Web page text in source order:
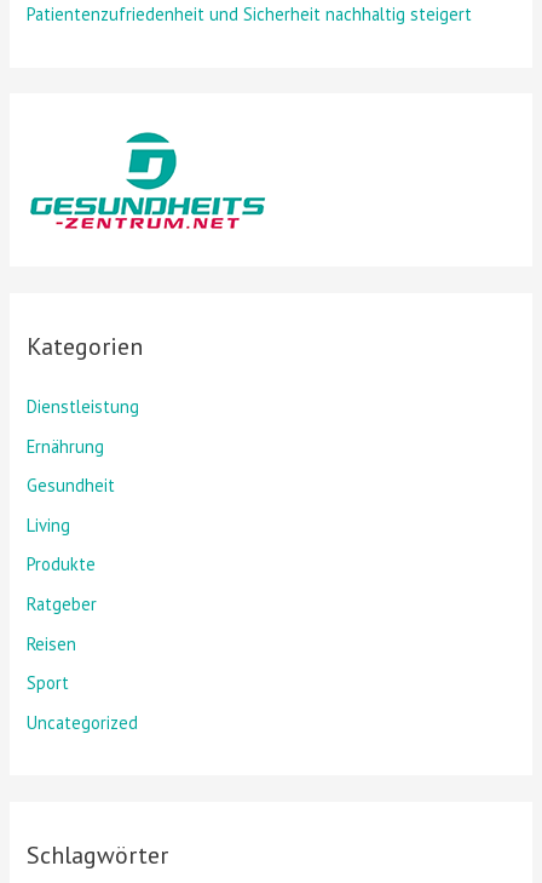
Patientenzufriedenheit und Sicherheit nachhaltig steigert
Kategorien
Dienstleistung
Ernährung
Gesundheit
Living
Produkte
Ratgeber
Reisen
Sport
Uncategorized
Schlagwörter